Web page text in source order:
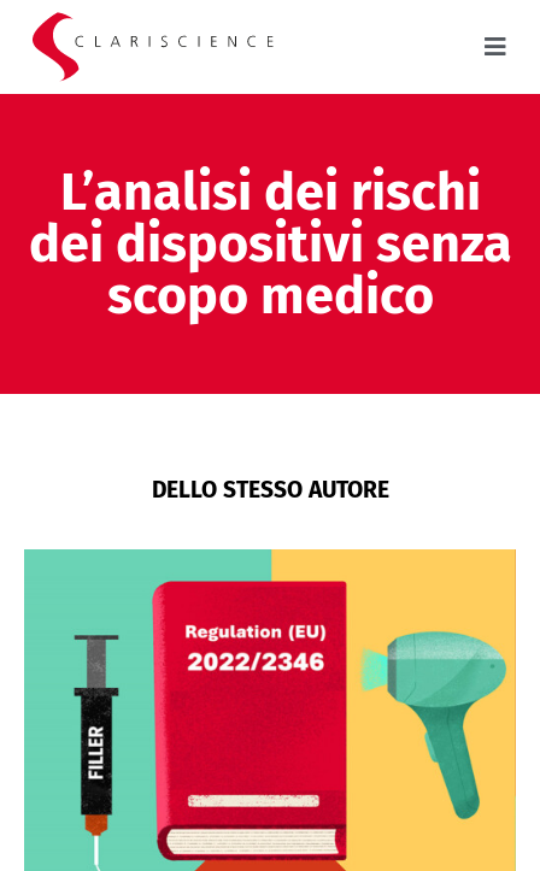
L’analisi dei rischi
dei dispositivi senza
scopo medico
DELLO STESSO AUTORE